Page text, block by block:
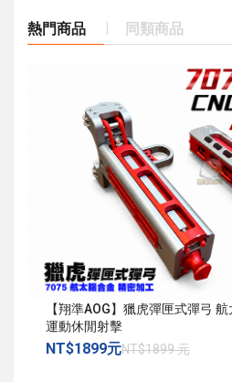
熱門商品 同類商品
【翔準AOG】獵虎彈匣式彈弓
運動休閒射擊
NT$1899元NT$1899 元